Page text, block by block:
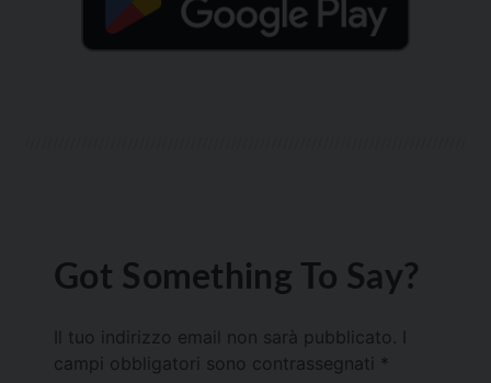
Got Something To Say?
Il tuo indirizzo email non sarà pubblicato.
campi obbligatori sono contrassegnati *